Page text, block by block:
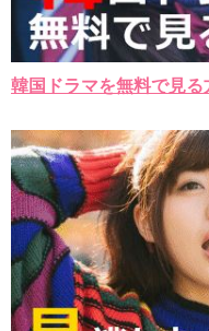
[Fan MV]七日の王
리고 그려도 (Miss You In
俳優カン・ギヨン
か」出演で話題 Big News
Powered by livedoor
韓国ドラマを無料で見る